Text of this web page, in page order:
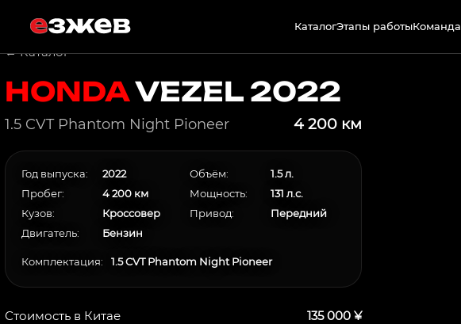
КаталогЭтапы работыКоманда
← Каталог
HONDAVEZEL 2022
1.5 CVT Phantom Night Pioneer 4 200 км
Год выпуска:
2022
Пробег:
4 200 км
Кузов:
Кроссовер
Двигатель:
Бензин
Объём:
1.5 л.
Мощность:
131 л.с.
Привод:
Передний
Комплектация: 1.5 CVT Phantom Night Pioneer
Стоимость в Китае
135 000 ¥